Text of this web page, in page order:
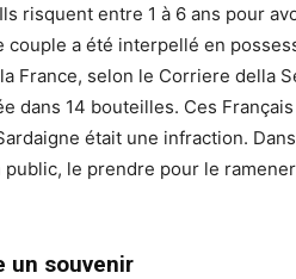
risquent entre 1 à 6 ans pour
couple a été interpellé en
France, selon le Corriere della
dans 14 bouteilles. Ces
était une infraction.
le prendre pour le
un souvenir